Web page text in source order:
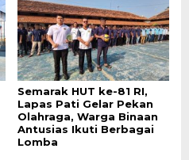
Semarak HUT ke-81 RI,
Lapas Pati Gelar Pekan
Olahraga, Warga Binaan
Antusias Ikuti Berbagai
Lomba